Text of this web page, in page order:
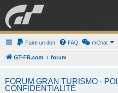
GRAN TURISMO
ESPORT
Faire un don FAQ mChat
GT-FR.com forum
FORUM GRAN TURISMO -
CONFIDENTIALITÉ